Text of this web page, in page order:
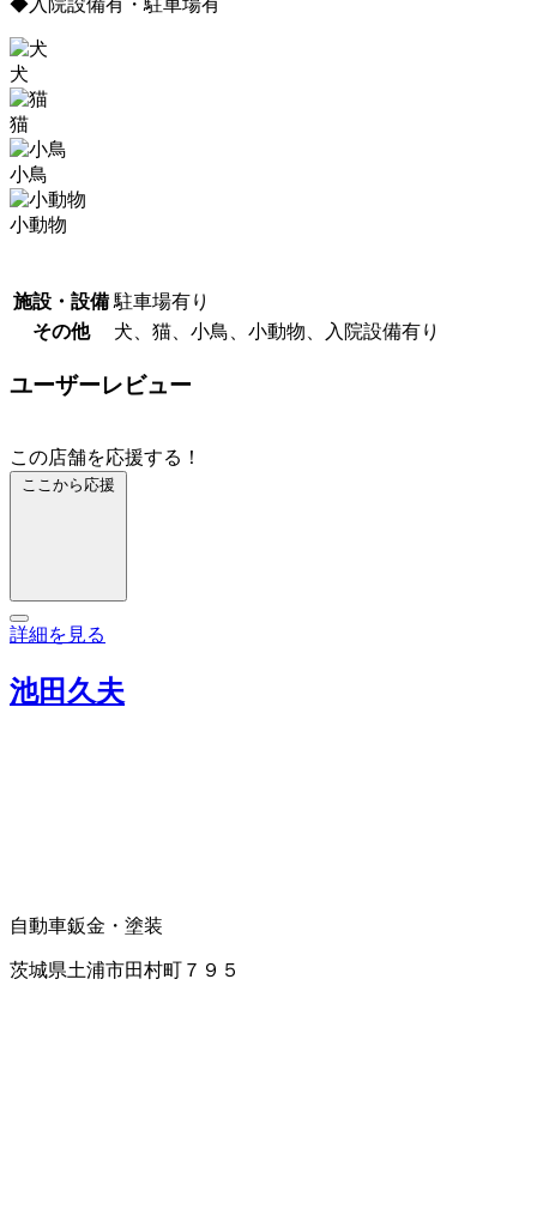
犬
猫
小鳥
小動物
施設・設備 駐車場有り
その他
犬、猫、小鳥、小動物、入院設備有り
ユーザーレビュー
この店舗を応援する！
ここから応援
詳細を見る
池田久夫
自動車鈑金・塗装
茨城県土浦市田村町７９５